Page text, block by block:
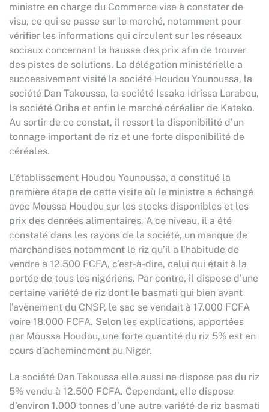
ministre en charge du Commerce vise à constater de
visu, ce qui se passe sur le marché, notamment pour
vérifier les informations qui circulent sur les réseaux
sociaux concernant la hausse des prix afin de trouver
des pistes de solutions. La délégation ministérielle a
successivement visité la société Houdou Younoussa, la
société Dan Takoussa, la société Issaka Idrissa Larabou,
la société Oriba et enfin le marché céréalier de Katako.
Au sortir de ce constat, il ressort la disponibilité d’un
tonnage important de riz et une forte disponibilité de
céréales.
L’établissement Houdou Younoussa, a constitué la
première étape de cette visite où le ministre a échangé
avec Moussa Houdou sur les stocks disponibles et les
prix des denrées alimentaires. A ce niveau, il a été
constaté dans les rayons de la société, un manque de
marchandises notamment le riz qu’il a l’habitude de
vendre à 12.500 FCFA, c’est-à-dire, celui qui était à la
portée de tous les nigériens. Par contre, il dispose d’une
certaine variété de riz dont le basmati qui bien avant
l’avènement du CNSP, le sac se vendait à 17.000 FCFA
voire 18.000 FCFA. Selon les explications, apportées
par Moussa Houdou, une forte quantité du riz 5% est en
cours d’acheminement au Niger.
La société Dan Takoussa elle aussi ne dispose pas du riz
5% vendu à 12.500 FCFA. Cependant, elle dispose
d’environ 1.000 tonnes d’une autre variété de riz basmati